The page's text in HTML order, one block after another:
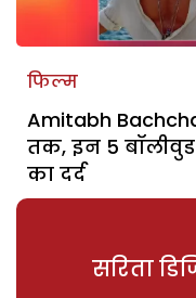
फिल्म
Amitabh
तक, इन 5 बॉलीवुड
का दर्द
सरिता